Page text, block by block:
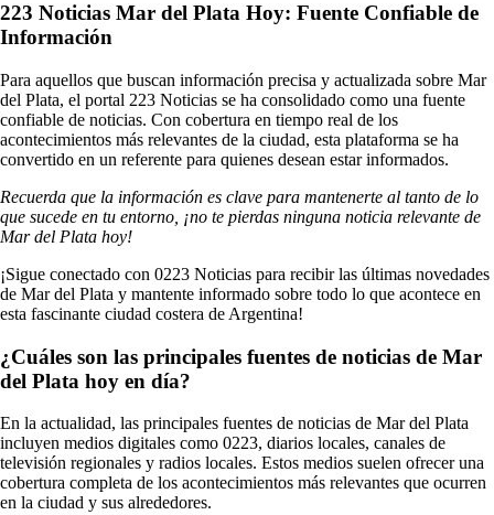
223 Noticias Mar del Plata Hoy: Fuente Confiable de
Información
Para aquellos que buscan información precisa y actualizada sobre Mar
del Plata, el portal 223 Noticias se ha consolidado como una fuente
confiable de noticias. Con cobertura en tiempo real de los
acontecimientos más relevantes de la ciudad, esta plataforma se ha
convertido en un referente para quienes desean estar informados.
Recuerda que la información es clave para mantenerte al tanto de lo
que sucede en tu entorno, ¡no te pierdas ninguna noticia relevante de
Mar del Plata hoy!
¡Sigue conectado con 0223 Noticias para recibir las últimas novedades
de Mar del Plata y mantente informado sobre todo lo que acontece en
esta fascinante ciudad costera de Argentina!
¿Cuáles son las principales fuentes de noticias de Mar
del Plata hoy en día?
En la actualidad, las principales fuentes de noticias de Mar del Plata
incluyen medios digitales como 0223, diarios locales, canales de
televisión regionales y radios locales. Estos medios suelen ofrecer una
cobertura completa de los acontecimientos más relevantes que ocurren
en la ciudad y sus alrededores.